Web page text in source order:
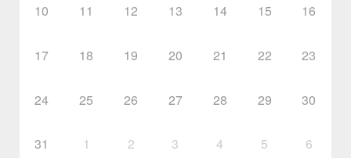
10 11 12 13 14 15 16
17 18 19 20 21 22 23
24 25 26 27 28 29 30
31 1 2 3 4 5 6